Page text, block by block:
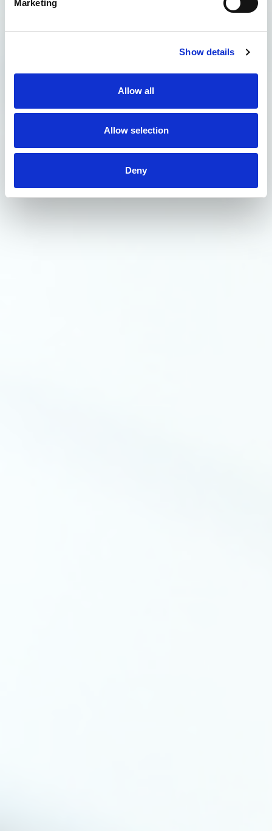
Marketing
Show details
Allow all
Allow selection
Deny